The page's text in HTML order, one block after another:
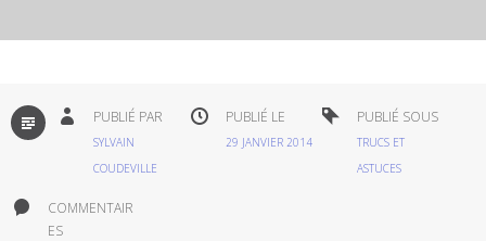
PAR
DÉFAUT
PUBLIÉ PAR
SYLVAIN
COUDEVILLE
PUBLIÉ LE
29 JANVIER 2014
PUBLIÉ SOUS
TRUCS ET
ASTUCES
COMMENTAIR
ES